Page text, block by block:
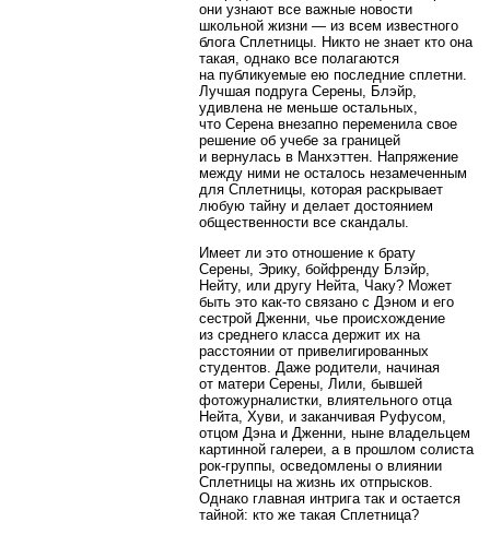
они узнают все важные новости
школьной жизни — из всем известного
блога Сплетницы. Никто не знает кто она
такая, однако все полагаются
на публикуемые ею последние сплетни.
Лучшая подруга Серены, Блэйр,
удивлена не меньше остальных,
что Серена внезапно переменила свое
решение об учебе за границей
и вернулась в Манхэттен. Напряжение
между ними не осталось незамеченным
для Сплетницы, которая раскрывает
любую тайну и делает достоянием
общественности все скандалы.
Имеет ли это отношение к брату
Серены, Эрику, бойфренду Блэйр,
Нейту, или другу Нейта, Чаку? Может
быть это как-то связано с Дэном и его
сестрой Дженни, чье происхождение
из среднего класса держит их на
расстоянии от привелигированных
студентов. Даже родители, начиная
от матери Серены, Лили, бывшей
фотожурналистки, влиятельного отца
Нейта, Хуви, и заканчивая Руфусом,
отцом Дэна и Дженни, ныне владельцем
картинной галереи, а в прошлом солиста
рок-группы, осведомлены о влиянии
Сплетницы на жизнь их отпрысков.
Однако главная интрига так и остается
тайной: кто же такая Сплетница?